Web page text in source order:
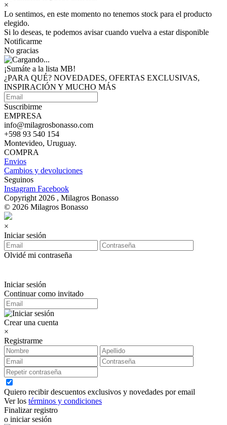
×
Lo sentimos, en este momento no tenemos stock para el producto
elegido.
Si lo deseas, te podemos avisar cuando vuelva a estar disponible
Notificarme
No gracias
¡Sumáte a la lista MB!
¿PARA QUÉ? NOVEDADES, OFERTAS EXCLUSIVAS,
INSPIRACIÓN Y MUCHO MÁS
Suscribirme
EMPRESA
info@milagrosbonasso.com
+598 93 540 154
Montevideo, Uruguay.
COMPRA
Envios
Cambios y devoluciones
Seguinos
Instagram Facebook
Copyright 2026 , Milagros Bonasso
© 2026 Milagros Bonasso
×
Iniciar sesión
Olvidé mi contraseña
Iniciar sesión
Continuar como invitado
Crear una cuenta
×
Registrarme
Quiero recibir descuentos exclusivos y novedades por email
Ver los términos y condiciones
Finalizar registro
o iniciar sesión